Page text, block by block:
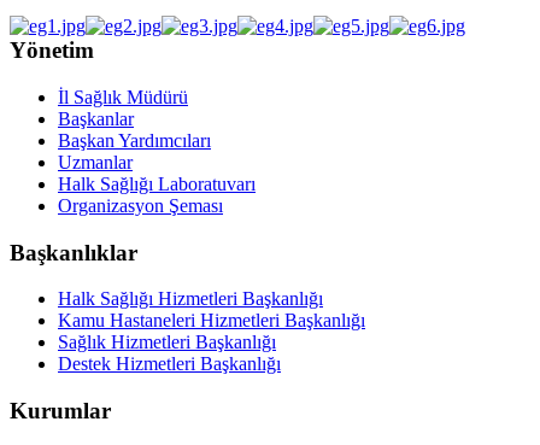
Yönetim
İl Sağlık Müdürü
Başkanlar
Başkan Yardımcıları
Uzmanlar
Halk Sağlığı Laboratuvarı
Organizasyon Şeması
Başkanlıklar
Halk Sağlığı Hizmetleri Başkanlığı
Kamu Hastaneleri Hizmetleri Başkanlığı
Sağlık Hizmetleri Başkanlığı
Destek Hizmetleri Başkanlığı
Kurumlar